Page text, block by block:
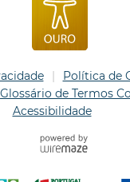
Política de
Glossário de Termos
Acessibilidade